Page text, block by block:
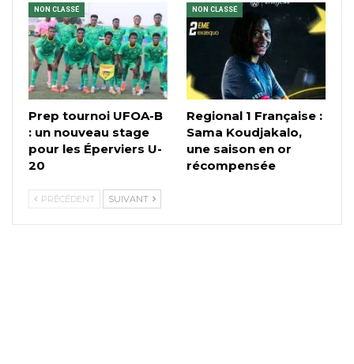
NON CLASSÉ
Prep tournoi UFOA-B
: un nouveau stage
pour les Éperviers U-
20
NON CLASSÉ
Regional 1 Française :
Sama Koudjakalo,
une saison en or
récompensée
PRÉCÉDENT SUIVANT